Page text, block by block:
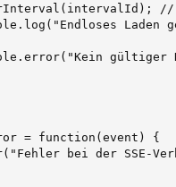
Laden
gültiger
= function(event) {
bei der SSE-